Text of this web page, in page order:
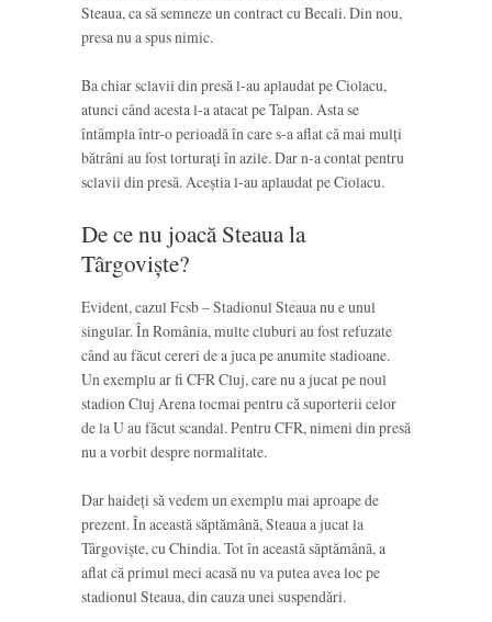
Steaua, ca să semneze un contract cu Becali. Din nou,
presa nu a spus nimic.
Ba chiar sclavii din presă l-au aplaudat pe Ciolacu,
atunci când acesta l-a atacat pe Talpan. Asta se
întâmpla într-o perioadă în care s-a aflat că mai mulți
bătrâni au fost torturați în azile. Dar n-a contat pentru
sclavii din presă. Aceștia l-au aplaudat pe Ciolacu.
De ce nu joacă Steaua la
Târgoviște?
Evident, cazul Fcsb – Stadionul Steaua nu e unul
singular. În România, multe cluburi au fost refuzate
când au făcut cereri de a juca pe anumite stadioane.
Un exemplu ar fi CFR Cluj, care nu a jucat pe noul
stadion Cluj Arena tocmai pentru că suporterii celor
de la U au făcut scandal. Pentru CFR, nimeni din presă
nu a vorbit despre normalitate.
Dar haideți să vedem un exemplu mai aproape de
prezent. În această săptămână, Steaua a jucat la
Târgoviște, cu Chindia. Tot în această săptămână, a
aflat că primul meci acasă nu va putea avea loc pe
stadionul Steaua, din cauza unei suspendări.